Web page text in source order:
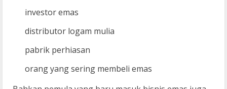
investor emas
distributor logam mulia
pabrik perhiasan
orang yang sering membeli emas